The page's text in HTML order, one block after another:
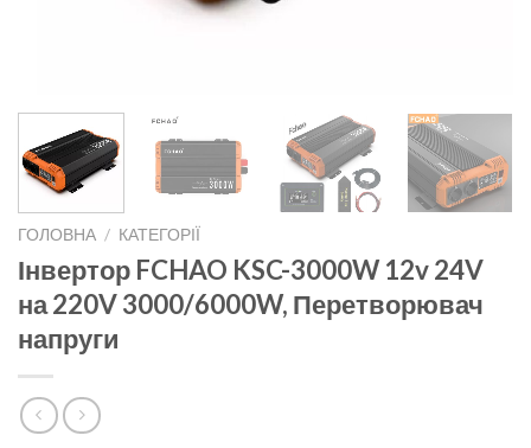
ГОЛОВНА / КАТЕГОРІЇ
Інвертор FCHAO KSC-3000W 12v 24V
на 220V 3000/6000W, Перетворювач
напруги